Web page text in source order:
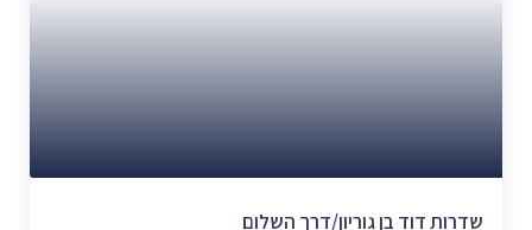
שדרות דוד בן גוריון/דרך השלום